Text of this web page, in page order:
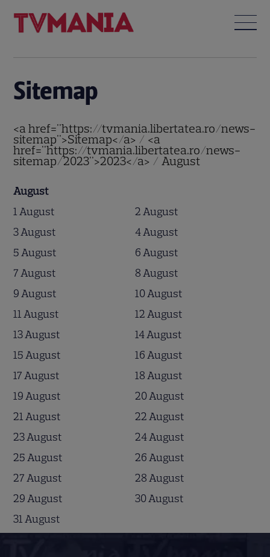
Sitemap
<a href="https://tvmania.libertatea.ro/news-
sitemap">Sitemap</a> / <a
href="https://tvmania.libertatea.ro/news-
sitemap/2023">2023</a> / August
August
1 August
2 August
3 August
4 August
5 August
6 August
7 August
8 August
9 August
10 August
11 August
12 August
13 August
14 August
15 August
16 August
17 August
18 August
19 August
20 August
21 August
22 August
23 August
24 August
25 August
26 August
27 August
28 August
29 August
30 August
31 August